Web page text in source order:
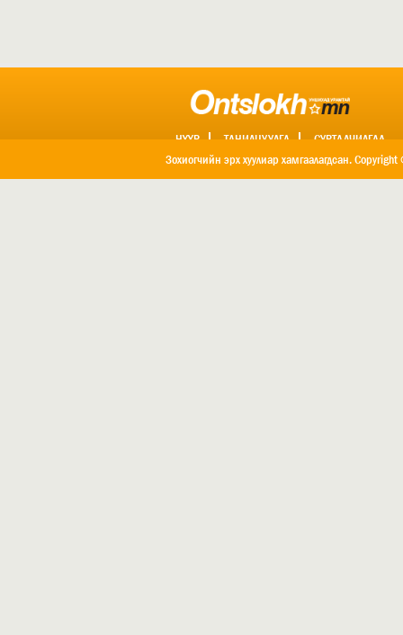
НҮҮР ТАНИЛЦУУЛГА СУРТАЛЧИЛГАА
ХОЛБОО БАРИХ
Зохиогчийн эрх хуулиар хамгаалагдсан.